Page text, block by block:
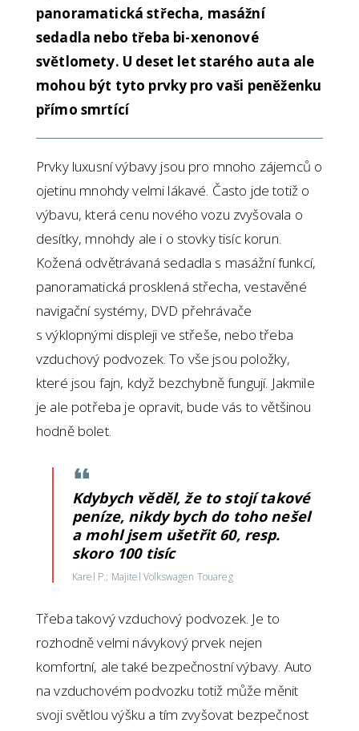
panoramatická střecha, masážní
sedadla nebo třeba bi-xenonové
světlomety. U deset let starého auta ale
mohou být tyto prvky pro vaši peněženku
přímo smrtící
Prvky luxusní výbavy jsou pro mnoho zájemců o
ojetinu mnohdy velmi lákavé. Často jde totiž o
výbavu, která cenu nového vozu zvyšovala o
desítky, mnohdy ale i o stovky tisíc korun.
Kožená odvětrávaná sedadla s masážní funkcí,
panoramatická prosklená střecha, vestavěné
navigační systémy, DVD přehrávače
s výklopnými displeji ve střeše, nebo třeba
vzduchový podvozek. To vše jsou položky,
které jsou fajn, když bezchybně fungují. Jakmile
je ale potřeba je opravit, bude vás to většinou
hodně bolet.
Kdybych věděl, že to stojí takové
peníze, nikdy bych do toho nešel
a mohl jsem ušetřit 60, resp.
skoro 100 tisíc
Karel P.; Majitel Volkswagen Touareg
Třeba takový vzduchový podvozek. Je to
rozhodně velmi návykový prvek nejen
komfortní, ale také bezpečnostní výbavy. Auto
na vzduchovém podvozku totiž může měnit
svoji světlou výšku a tím zvyšovat bezpečnost